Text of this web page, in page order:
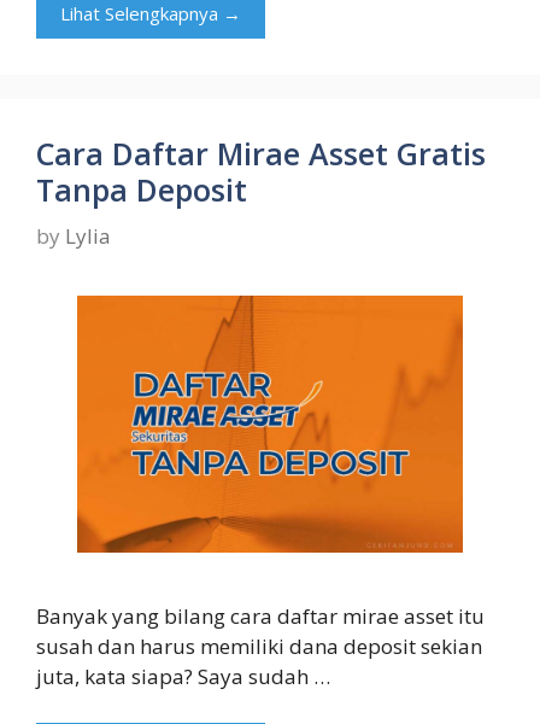
Lihat Selengkapnya →
Cara Daftar Mirae Asset Gratis
Tanpa Deposit
by Lylia
Banyak yang bilang cara daftar mirae asset itu
susah dan harus memiliki dana deposit sekian
juta, kata siapa? Saya sudah …